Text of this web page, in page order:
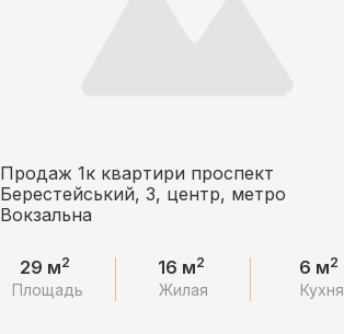
Продаж 1к квартири проспект
Берестейський, 3, центр, метро
Вокзальна
29 м2
Площадь
16 м2
Жилая
6 м2
Кухня